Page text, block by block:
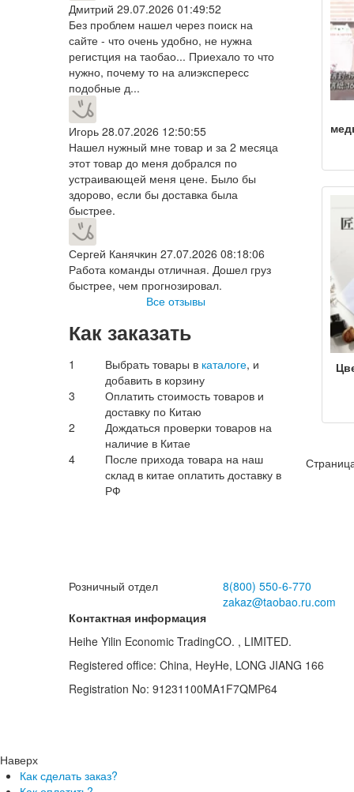
Дмитрий 29.07.2026 01:49:52
Без проблем нашел через поиск на
сайте - что очень удобно, не нужна
регистция на таобао... Приехало то что
нужно, почему то на алиэкспересс
подобные д...
Игорь 28.07.2026 12:50:55
Нашел нужный мне товар и за 2 месяца
этот товар до меня добрался по
устраивающей меня цене. Было бы
здорово, если бы доставка была
быстрее.
Сергей Канячкин 27.07.2026 08:18:06
Работа команды отличная. Дошел груз
быстрее, чем прогнозировал.
Все отзывы
Как заказать
1 Выбрать товары в каталоге, и
добавить в корзину
3
Оплатить стоимость товаров и
доставку по Китаю
2
Дождаться проверки товаров на
наличие в Китае
4
После прихода товара на наш
склад в китае оплатить доставку в
РФ
Розничный отдел
8(800) 550-6-770
zakaz@taobao.ru.com
Контактная информация
Heihe Yilin Economic TradingCO. , LIMITED.
Registered office: China, HeyHe, LONG JIANG 166
Registration No: 91231100MA1F7QMP64
Наверх
Как сделать заказ?